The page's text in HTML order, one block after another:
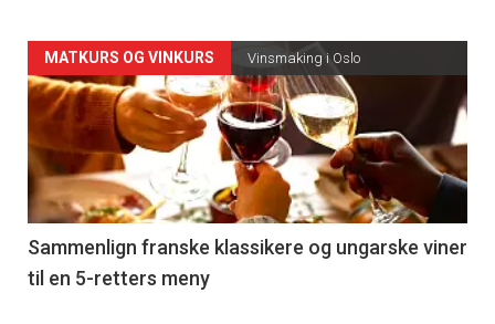
Forsiden
akkurat
nå
-
5
MATKURS OG VINKURS Vinsmaking i Oslo
Sammenlign franske klassikere og ungarske viner
til en 5-retters meny